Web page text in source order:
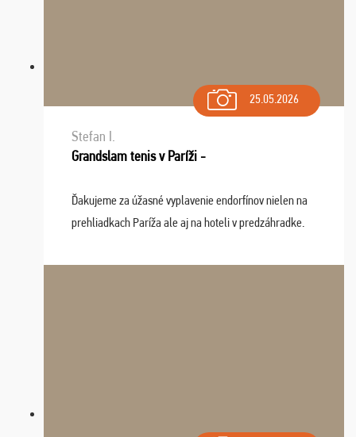
25.05.2026
Stefan I.
Grandslam tenis v Paríži -
Ďakujeme za úžasné vyplavenie endorfínov nielen na
prehliadkach Paríža ale aj na hoteli v predzáhradke.
spomínať a zväžujeme repete budúci rok : ...